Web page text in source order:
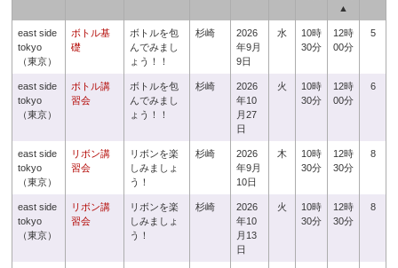
▲
east side
tokyo
（東京）
ボトル基
礎
ボトルを包
んでみまし
ょう！！
杉崎
2026
年9月
9日
水
10時
30分
12時
00分
5
east side
tokyo
（東京）
ボトル講
習会
ボトルを包
んでみまし
ょう！！
杉崎
2026
年10
月27
日
火
10時
30分
12時
00分
6
east side
tokyo
（東京）
リボン講
習会
リボンを楽
しみましょ
う！
杉崎
2026
年9月
10日
木
10時
30分
12時
30分
8
east side
tokyo
（東京）
リボン講
習会
リボンを楽
しみましょ
う！
杉崎
2026
年10
月13
日
火
10時
30分
12時
30分
8